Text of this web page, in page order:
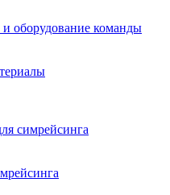
оборудование команды
симрейсинга